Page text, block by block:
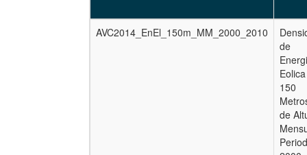
AVC2014_EnEl_150m_MM_2000_2010
de
150
de